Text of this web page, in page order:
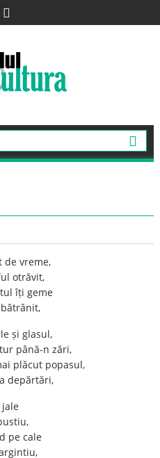
de vreme,
otrăvit,
îți geme
și glasul,
până-n zări,
plăcut popasul,
depărtări,
pe cale